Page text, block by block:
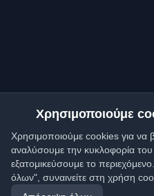
Χρησιμοποιούμε
Χρησιμοποιούμε cookies για να
αναλύσουμε την κυκλοφορία
εξατομικεύσουμε το
όλων", συναινείτε στη χρήση